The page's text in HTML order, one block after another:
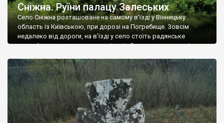
Сніжна. Руїни палацу Залеських
Село Сніжна розташоване на самому в’їзді у Вінницьку
область із Київською, при дорозі на Погребище. Зовсім
недалеко від дороги, на в’їзді у село стоїть радянське
рельєфне пано, яке показує жінку і яблуню, а трохи далі, десь
не видно, але видно дві стареньких колії у траві – […]